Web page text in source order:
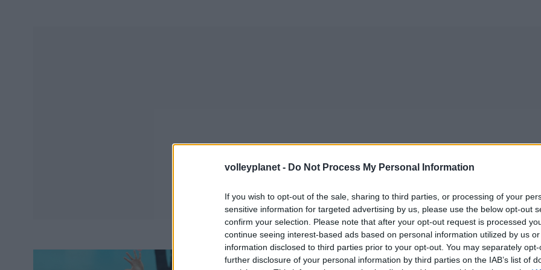
volleyplanet - Do Not Process My Personal Information
If you wish to opt-out of the sale, sharing to third parties, or processing of your
sensitive information for targeted advertising by us, please use the below opt-out
confirm your selection. Please note that after your opt-out request is processed
continue seeing interest-based ads based on personal information utilized by us
information disclosed to third parties prior to your opt-out. You may separately
further disclosure of your personal information by third parties on the IAB’s list of
ΔΙΕΘΝΗ